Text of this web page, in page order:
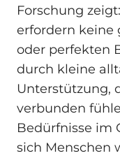
Forschung
erfordern keine
oder perfekten
durch kleine
Unterstützung,
verbunden
Bedürfnisse im
sich Menschen